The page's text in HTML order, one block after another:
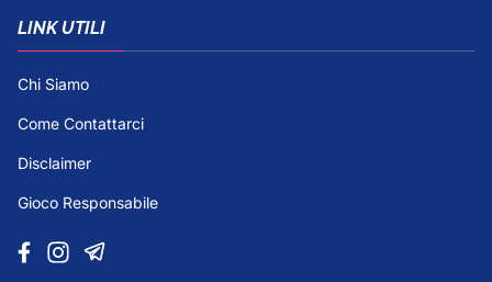
LINK UTILI
Chi Siamo
Come Contattarci
Disclaimer
Gioco Responsabile